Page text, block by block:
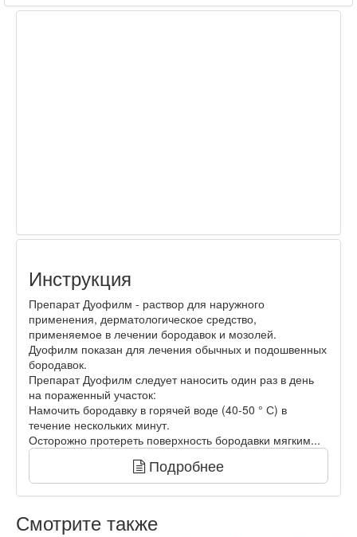
Инструкция
Препарат Дуофилм - раствор для наружного
применения, дерматологическое средство,
применяемое в лечении бородавок и мозолей.
Дуофилм показан для лечения обычных и подошвенных
бородавок.
Препарат Дуофилм следует наносить один раз в день
на пораженный участок:
Намочить бородавку в горячей воде (40-50 ° С) в
течение нескольких минут.
Осторожно протереть поверхность бородавки мягким...
Подробнее
Смотрите также